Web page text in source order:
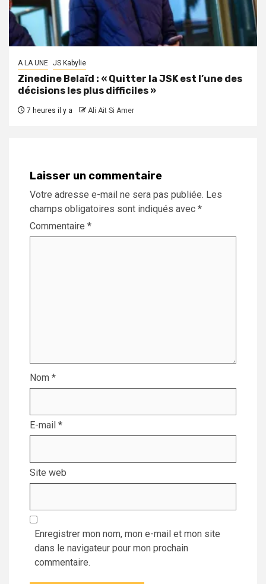
A LA UNE JS Kabylie
Zinedine Belaïd : « Quitter la JSK est l’une des
décisions les plus difficiles »
7 heures il y a Ali Ait Si Amer
Laisser un commentaire
Votre adresse e-mail ne sera pas publiée. Les
champs obligatoires sont indiqués avec *
Commentaire *
Nom *
E-mail *
Site web
Enregistrer mon nom, mon e-mail et mon site
dans le navigateur pour mon prochain
commentaire.